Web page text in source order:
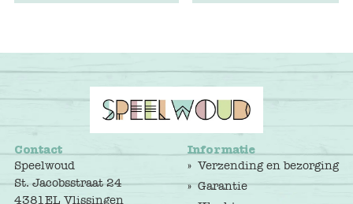
Contact
Speelwoud
St. Jacobsstraat 24
4381EL Vlissingen
Informatie
Verzending en bezorging
Garantie